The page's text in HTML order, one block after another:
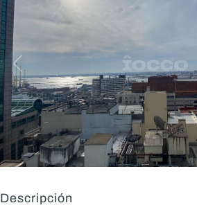
Descripción